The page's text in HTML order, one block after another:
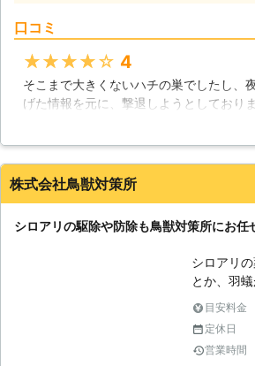
おります
おまかせ
きます。
の駆除も
口コミ
★★★★★ 4
そこまで大きくないハチの巣でしたし、
げた情報を元に、撃退しようとしており
した。いくら小さくても素人が行うもの
東京都 渋谷区 2016年11月30日
株式会社鳥獣対策所
シロアリの駆除や防除も鳥獣対策所にお任
シロアリ
とか、羽
することが大切です！ 家の基礎部
が弱くなるば
処理を実
目安料金
定休日
営業時間